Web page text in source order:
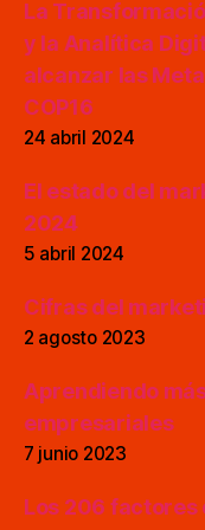
La
y la Analítica
alcanzar las
COP16
24 abril 2024
El estado del
2024
5 abril 2024
Cifras del
2 agosto 2023
Aprendiendo
empresariales
7 junio 2023
Los 206 factores